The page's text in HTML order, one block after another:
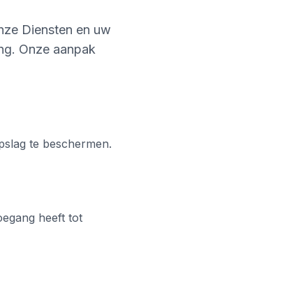
Diensten en uw
Onze aanpak
te beschermen.
heeft tot